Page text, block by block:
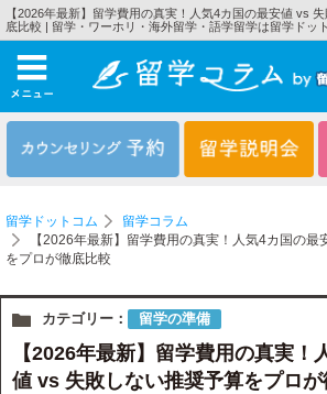
【2026年最新】留学費用の真実！人気4カ国の最安値 vs
底比較 | 留学・ワーホリ・海外留学・語学留学は留学ドッ
メニュー
留学ドットコム
留学コラム
【2026年最新】留学費用の真実！人気4カ国の
をプロが徹底比較
カテゴリー： 留学の準備
【2026年最新】留学費用の真実！
値 vs 失敗しない推奨予算をプロ